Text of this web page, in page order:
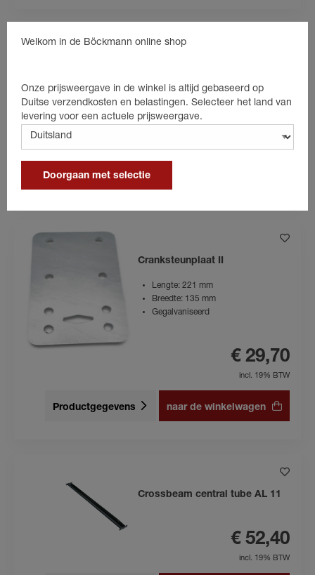
€ 3,20
Productgegevens
Cranksteunplaat II
Lengte: 221 mm
Breedte: 135 mm
Gegalvaniseerd
€ 29,70
incl. 19% BTW
Productgegevens naar de winkelwagen
Crossbeam central tube AL 11
€ 52,40
incl. 19% BTW
Welkom in de Böckmann online shop
Onze prijsweergave in de winkel is altijd gebaseerd op
Duitse verzendkosten en belastingen. Selecteer het land van
levering voor een actuele prijsweergave.
Doorgaan met selectie